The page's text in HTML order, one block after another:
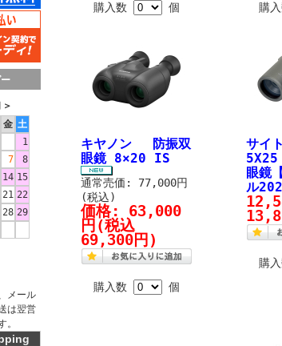
＞
金 土
1
7
8
14 15
21 22
28 29
メール
は翌営
。
購入数 個 購
キヤノン 防振双
眼鏡 8×20 IS
通常売価: 77,000円
(税込)
価格: 63,000
円 (税込
69,300円)
購入数 個
サイ
眼鏡
ル
購